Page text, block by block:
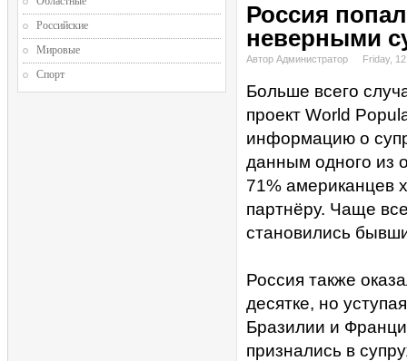
Россия
неверными
Автор Администратор Friday,
Больше всего
проект World
информацию о
данным одного из
71% американцев
партнёру. Чаще
становились
Россия также
десятке, но
Бразилии и
признались в
Российские
Мировые
Спорт